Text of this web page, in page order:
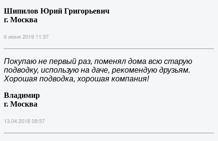
Шипилов Юрий Григорьевич
г. Москва
6 июня 2019 11:37
Покупаю не первый раз, поменял дома всю старую
подводку, использую на даче, рекомендую друзьям.
Хорошая подводка, хорошая компания!
Владимир
г. Москва
13.04.2018 09:57